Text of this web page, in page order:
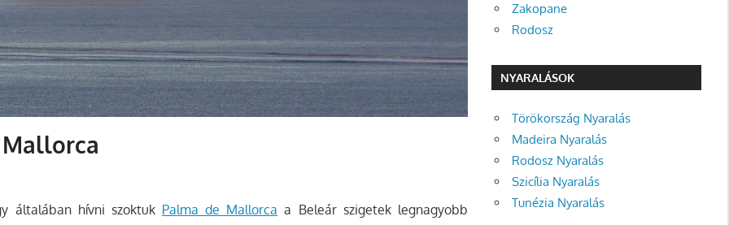
általában hívni szoktuk Palma de Mallorca a Beleár szigetek legnagyobb
Zakopane
Rodosz
NYARALÁSOK
Törökország Nyaralás
Madeira Nyaralás
Rodosz Nyaralás
Szicília Nyaralás
Tunézia Nyaralás